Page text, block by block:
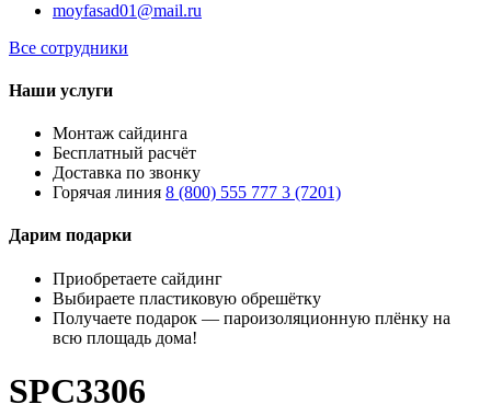
moyfasad01@mail.ru
Все сотрудники
Наши услуги
Монтаж сайдинга
Бесплатный расчёт
Доставка по звонку
Горячая линия 8 (800) 555 777 3 (7201)
Дарим подарки
Приобретаете сайдинг
Выбираете пластиковую обрешётку
Получаете подарок — пароизоляционную плёнку на
всю площадь дома!
SPC3306